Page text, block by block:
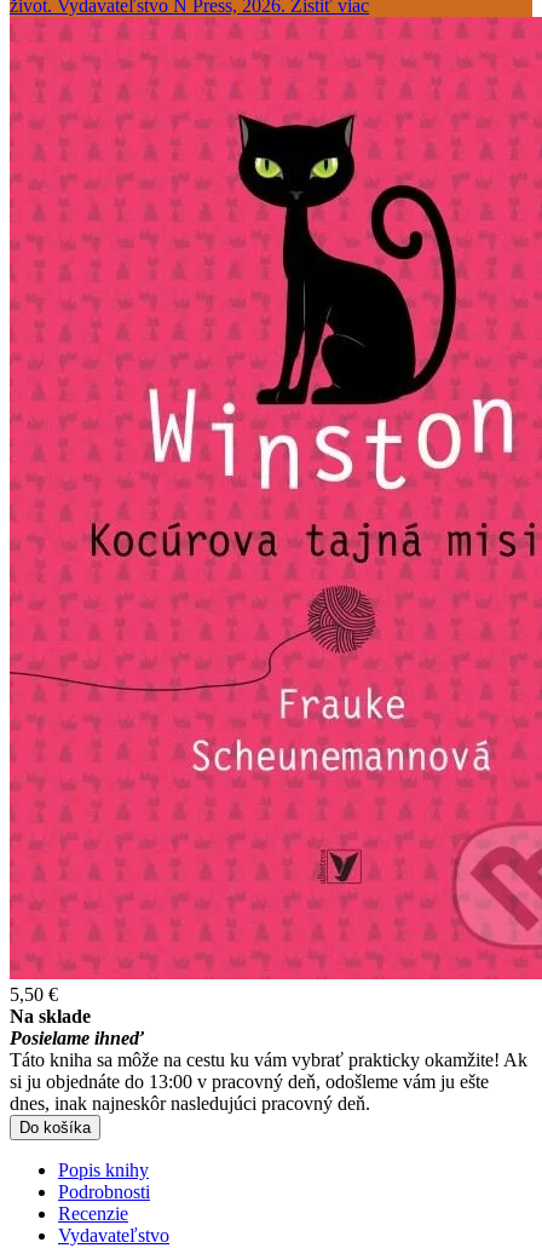
5,50 €
Na sklade
Posielame ihneď
Táto kniha sa môže na cestu ku vám vybrať prakticky okamžite! Ak
si ju objednáte do 13:00 v pracovný deň, odošleme vám ju ešte
dnes, inak najneskôr nasledujúci pracovný deň.
Do košíka
Popis knihy
Podrobnosti
Recenzie
Vydavateľstvo